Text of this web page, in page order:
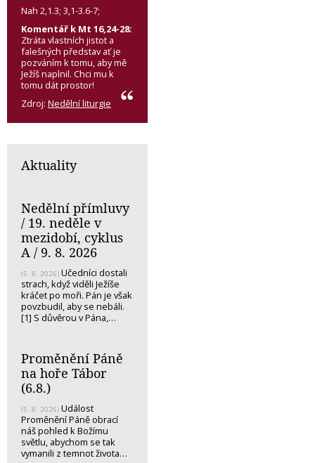
Nah 2,1.3; 3,1-3.6-7;
Komentář k Mt 16,24-28:
Ztráta vlastních jistot a
falešných představ ať je
pozváním k tomu, aby mě
Ježíš naplnil. Chci mu k
tomu dát prostor!
Zdroj: Nedělní liturgie
Aktuality
Nedělní přímluvy
/ 19. neděle v
mezidobí, cyklus
A / 9. 8. 2026
(5. 8. 2026) Učedníci dostali
strach, když viděli Ježíše
kráčet po moři. Pán je však
povzbudil, aby se nebáli.
[1] S důvěrou v Pána,…
Proměnění Páně
na hoře Tábor
(6.8.)
(5. 8. 2026) Událost
Proměnění Páně obrací
náš pohled k Božímu
světlu, abychom se tak
vymanili z temnot života…